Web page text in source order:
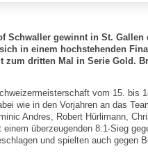
Schwaller gewinnt in St. Gallen
in einem hochstehenden
zum dritten Mal in Serie Gold.
vom 15. bis
wie in den Vorjahren an das
Andres, Robert Hürlimann,
überzeugenden 8:1-Sieg
und spielten auch gegen